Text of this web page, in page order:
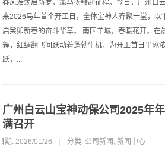
春风浩荡启新岁，策马扬鞭赴征程。今日，广州白
来2026马年首个开工日，全体宝神人齐聚一堂，以
启癸卯新春的奋斗华章。 南国羊城，春暖花开。在
舞，红绸翻飞间跃动着蓬勃生机，为开工首日平添
跃，...
广州白云山宝神动保公司2025年
满召开
期: 2026/01/26 分类: 公司新闻 ,新闻中心